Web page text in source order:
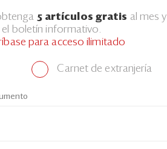
5 artículos gratis al mes y
el boletín informativo.
para acceso ilimitado
Carnet de extranjería